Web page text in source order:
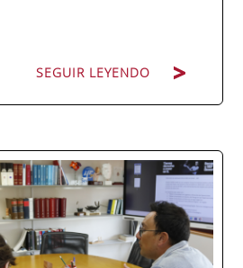
SEGUIR LEYENDO
2026 de ENAE Business
en una de las más
la historia de la escuela
celebrada en Murcia
de 600 asistentes.